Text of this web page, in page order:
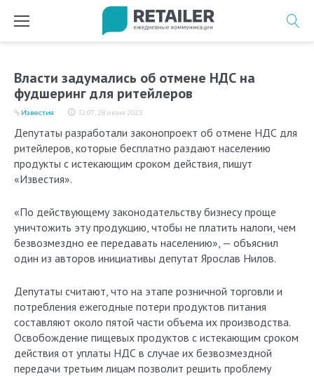
Власти задумались об отмене НДС на
фудшеринг для ритейлеров
12:07, 28 июня 2023
Известия
Депутаты разработали законопроект об отмене НДС для
ритейлеров, которые бесплатно раздают населению
продукты с истекающим сроком действия, пишут
«Известия».
«По действующему законодательству бизнесу проще
уничтожить эту продукцию, чтобы не платить налоги, чем
безвозмездно ее передавать населению», — объяснил
один из авторов инициативы депутат Ярослав Нилов.
Депутаты считают, что на этапе розничной торговли и
потребления ежегодные потери продуктов питания
составляют около пятой части объема их производства.
Освобождение пищевых продуктов с истекающим сроком
действия от уплаты НДС в случае их безвозмездной
передачи третьим лицам позволит решить проблему